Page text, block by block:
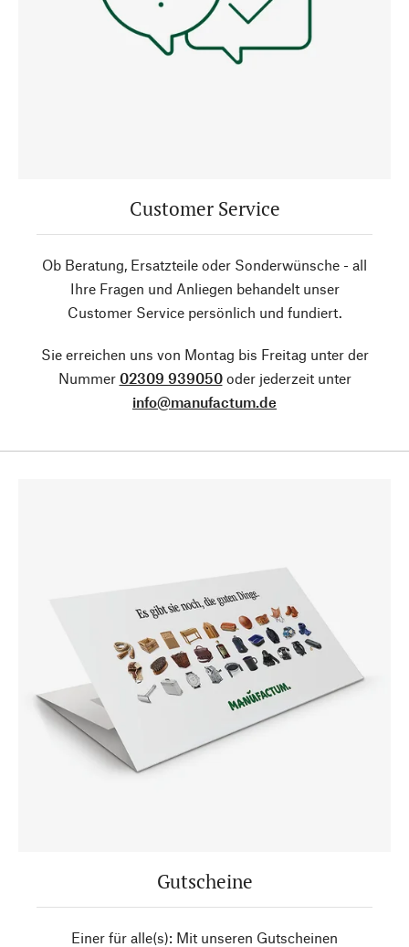
Customer Service
Ob Beratung, Ersatzteile oder Sonderwünsche - all
Ihre Fragen und Anliegen behandelt unser
Customer Service persönlich und fundiert.
Sie erreichen uns von Montag bis Freitag unter der
Nummer 02309 939050oder jederzeit unter
info@manufactum.de
Gutscheine
Einer für alle(s): Mit unseren Gutscheinen